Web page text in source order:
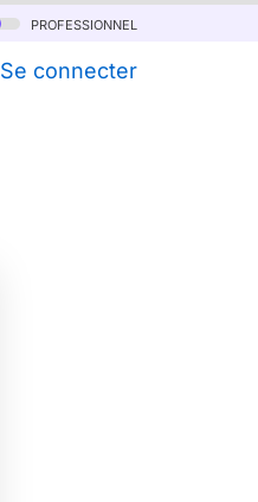
professionnel
Se connecter